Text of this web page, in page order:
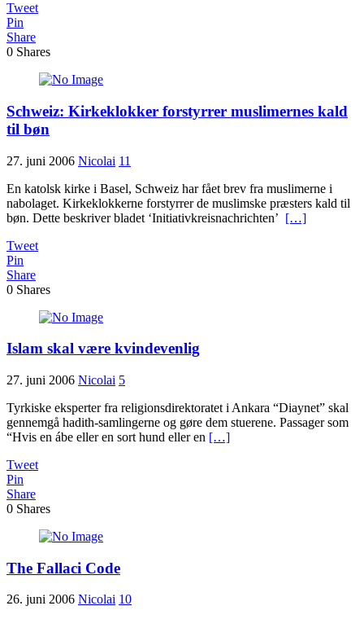
Tweet
Pin
Share
0 Shares
Schweiz: Kirkeklokker forstyrrer muslimernes kald
til bøn
27. juni 2006 Nicolai 11
En katolsk kirke i Basel, Schweiz har fået brev fra muslimerne i
nabolaget. Kirkeklokkerne forstyrrer de muslimske præsters kald til
bøn. Dette beskriver bladet ‘Initiativkreisnachrichten’ […]
Tweet
Pin
Share
0 Shares
Islam skal være kvindevenlig
27. juni 2006 Nicolai 5
Tyrkiske eksperter fra religionsdirektoratet i Ankara “Diaynet” skal
gennemgå hadith-samlingerne og gøre dem stuerene. Passager som
“Hvis en ábe eller en sort hund eller en […]
Tweet
Pin
Share
0 Shares
The Fallaci Code
26. juni 2006 Nicolai 10